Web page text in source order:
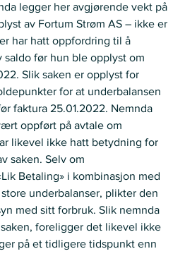
legger her avgjørende vekt på
av Fortum Strøm AS – ikke er
har hatt oppfordring til å
saldo før hun ble opplyst om
Slik saken er opplyst for
for at underbalansen
faktura 25.01.2022. Nemnda
oppført på avtale om
likevel ikke hatt betydning for
saken. Selv om
Betaling» i kombinasjon med
underbalanser, plikter den
med sitt forbruk. Slik nemnda
foreligger det likevel ikke
på et tidligere tidspunkt enn